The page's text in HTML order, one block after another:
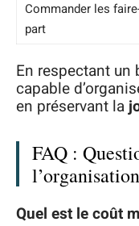
Commander les
part
En respectant un
capable
en préservant la
FAQ :
Quel est le coût